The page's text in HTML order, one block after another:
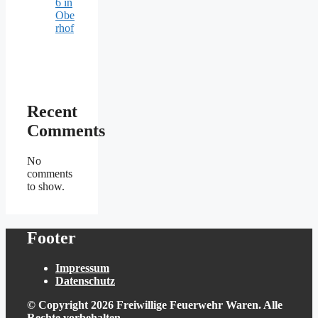
Obe
rhof
Recent
Comments
No
comments
to show.
Footer
Impressum
Datenschutz
© Copyright 2026 Freiwillige Feuerwehr Waren. Alle